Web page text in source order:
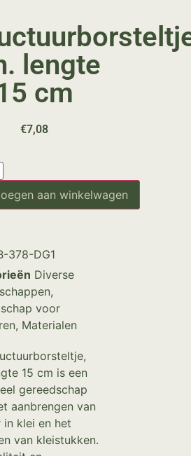
lengte
cm
€7,08
aan winkelwagen
378-DG1
Diverse
,
voor
, Materialen
15 cm is een
gereedschap
aanbrengen van
klei en het
van kleistukken.